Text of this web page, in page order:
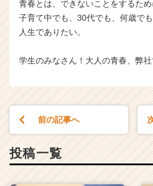
青春とは、できないことをするため
子育て中でも、30代でも、何歳で
人生でありたい。
学生のみなさん！大人の青春、弊
前の記事へ
投稿一覧